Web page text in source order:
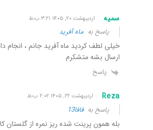
سمیه اردیبهشت ۲۰, ۱۴۰۵ ۳:۲۱ ب٫ظ
پاسخ به ماه آفرید
خیلی لطف کردید ماه آفرید جانم ، انجام
ارسال بشه متشکرم
پاسخ
Reza اردیبهشت ۲۲, ۱۴۰۵ ۲:۰۲ ب٫ظ
پاسخ بهفافا13
بله همون پرینت شده ریز نمره از گلستان